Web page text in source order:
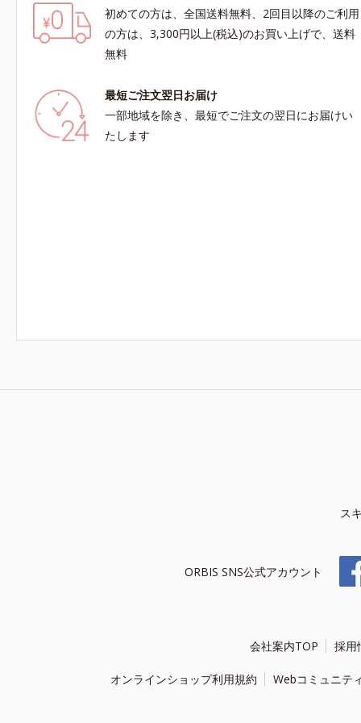
初めての方は、全国送料無料、2回目以降のご利用
の方は、3,300円以上(税込)のお買い上げで、送料
無料
最短ご注文翌日お届け
一部地域を除き、最短でご注文の翌日にお届けい
たします
ス
ORBIS SNS公式アカウント
会社案内TOP 採用
オンラインショップ利用規約 Webコミュニテ